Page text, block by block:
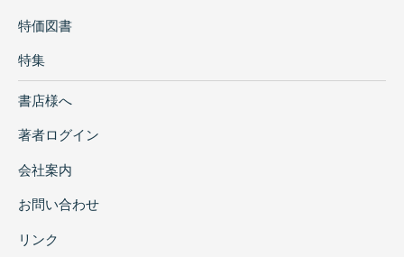
特価図書
特集
書店様へ
著者ログイン
会社案内
お問い合わせ
リンク